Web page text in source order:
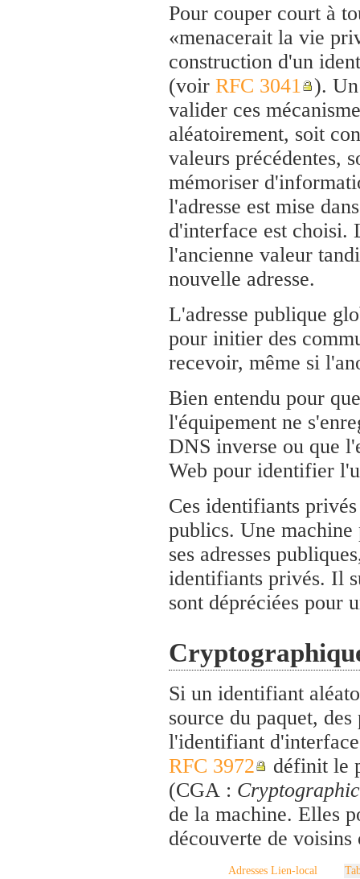
Pour couper court à
«menacerait la vie
construction d'un
(voir RFC 3041 ).
valider ces
aléatoirement, soit
valeurs précédentes,
mémoriser
l'adresse est mise
d'interface est choisi.
l'ancienne valeur
nouvelle adresse.
L'adresse publique
pour initier des
recevoir, même si
Bien entendu pour
l'équipement ne
DNS inverse ou que
Web pour identifier
Ces identifiants
publics. Une machine
ses adresses
identifiants privés. Il
sont dépréciées pour
Si un identifiant
source du paquet,
l'identifiant
RFC 3972
définit le
(CGA :
de la machine. Elles
découverte de
Adresses Lien-local